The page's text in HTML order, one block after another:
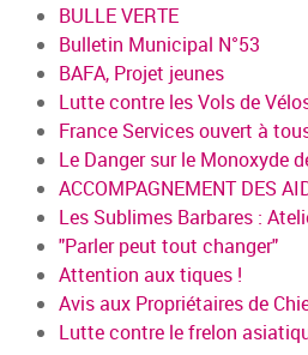
BULLE VERTE
Bulletin Municipal N°53
BAFA, Projet jeunes
Lutte contre les Vols de
France Services ouvert à
Le Danger sur le Monoxyde
ACCOMPAGNEMENT DES
Les Sublimes Barbares :
"Parler peut tout changer"
Attention aux tiques !
Avis aux Propriétaires de
Lutte contre le frelon